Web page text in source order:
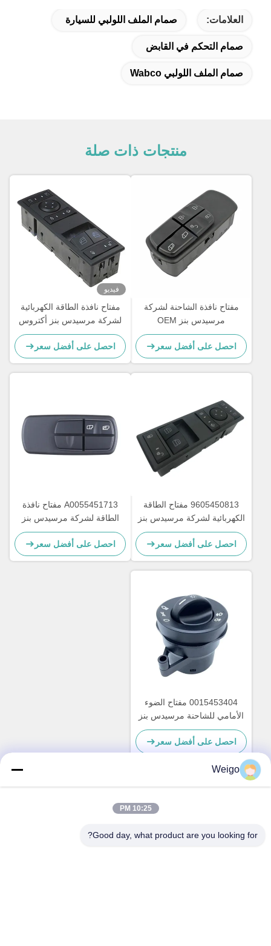
العلامات: صمام الملف اللولبي للسيارة
صمام التحكم في القابض
صمام الملف اللولبي Wabco
منتجات ذات صلة
مفتاح نافذة الشاحنة لشركة
مرسيدس بنز OEM
A0045451813
احصل على أفضل سعر
فيديو
مفتاح نافذة الطاقة الكهربائية
لشركة مرسيدس بنز أكتروس
MP4 شاحنة OEM
A9605451013
احصل على أفضل سعر
9605450813 مفتاح الطاقة
الكهربائية لشركة مرسيدس بنز
أكتروس MP4 OEM
A9605450813
احصل على أفضل سعر
A0055451713 مفتاح نافذة
الطاقة لشركة مرسيدس بنز
للشاحنة OEM A0035450113
A0025450113
احصل على أفضل سعر
0015453404 مفتاح الضوء
الأمامي للشاحنة مرسيدس بنز
احصل على أفضل سعر
عنوان
Weigo
10:25 PM
Good day, what product are you looking for?